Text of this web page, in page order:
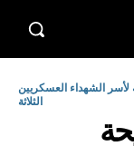
لأسر الشهداء العسكريين
الثلاثة